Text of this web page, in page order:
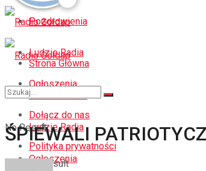
Pozdrowienia
Ludzie Radia
Ogłoszenia
Dołącz do nas
Polityka prywatności
Strona Główna
Pozdrowienia
Ludzie Radia
Ogłoszenia
No Result
View All Result
ŚPIEWALI